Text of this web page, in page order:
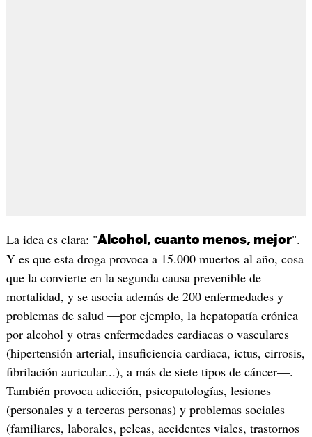
La idea es clara: "Alcohol, cuanto menos, mejor".
Y es que esta droga provoca a 15.000 muertos al año, cosa
que la convierte en la segunda causa prevenible de
mortalidad, y se asocia además de 200 enfermedades y
problemas de salud —por ejemplo, la hepatopatía crónica
por alcohol y otras enfermedades cardiacas o vasculares
(hipertensión arterial, insuficiencia cardiaca, ictus, cirrosis,
fibrilación auricular...), a más de siete tipos de cáncer—.
También provoca adicción, psicopatologías, lesiones
(personales y a terceras personas) y problemas sociales
(familiares, laborales, peleas, accidentes viales, trastornos